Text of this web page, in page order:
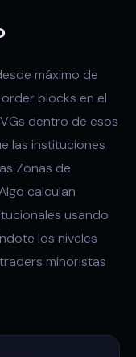
máximo de
blocks en el
dentro de esos
las instituciones
Zonas de
calculan
usando
los niveles
minoristas